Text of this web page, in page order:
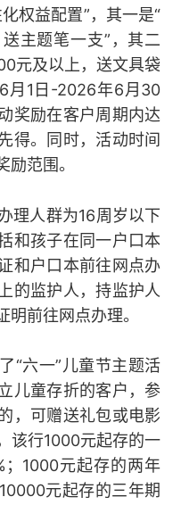
权益配置”，其一是“
主题笔一支”，其二
元及以上，送文具袋
月1日-2026年6月30
奖励在客户周期内达
得。同时，活动时间
范围。
理人群为16周岁以下
和孩子在同一户口本
和户口本前往网点办
的监护人，持监护人
前往网点办理。
“六一”儿童节主题活
儿童存折的客户，参
，可赠送礼包或电影
该行1000元起存的一
；1000元起存的两年
元起存的三年期